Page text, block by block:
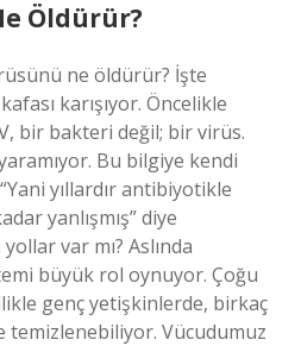
Öldürür?
ne öldürür? İşte
karışıyor. Öncelikle
bir bakteri değil; bir virüs.
Bu bilgiye kendi
yıllardır antibiyotikle
yanlışmış” diye
var mı? Aslında
büyük rol oynuyor. Çoğu
genç yetişkinlerde, birkaç
temizlenebiliyor. Vücudumuz